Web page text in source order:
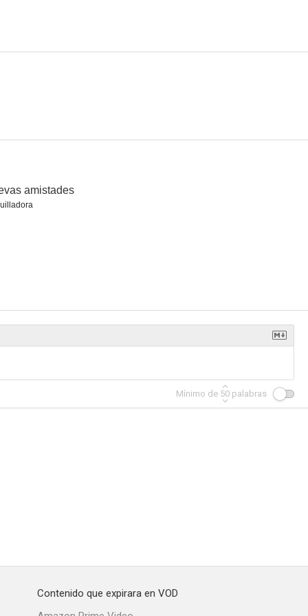
amistades
Mínimo de 50 palabras
Contenido que expirara en VOD